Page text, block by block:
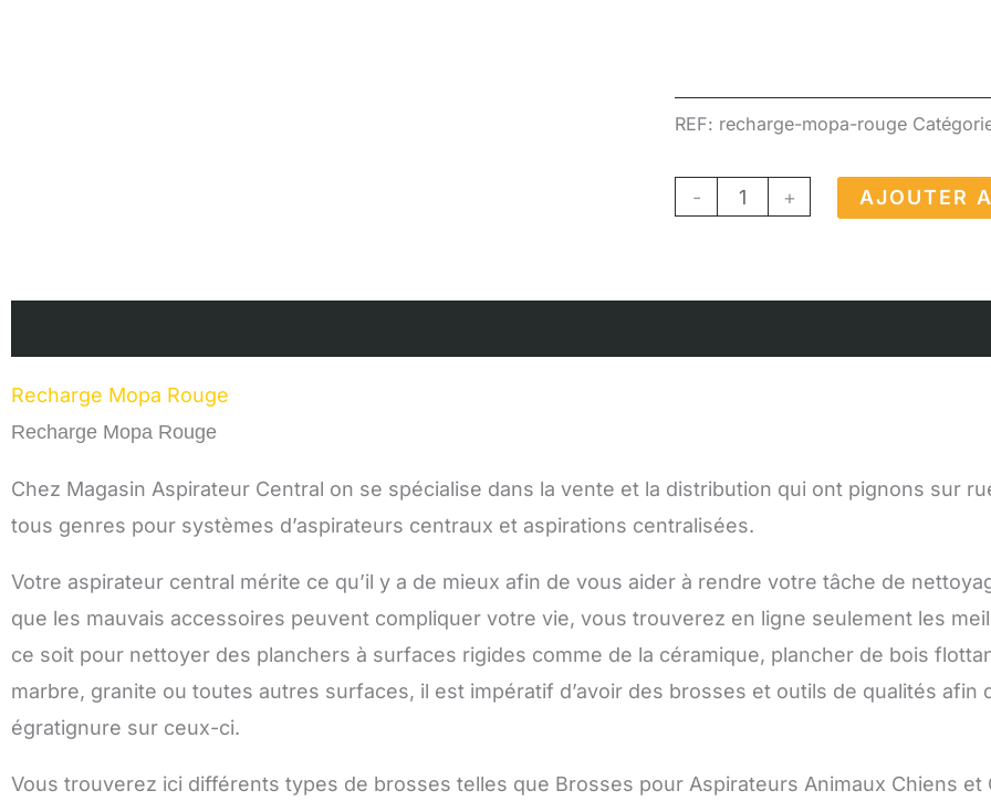
REF: recharge-mopa-rouge
-
quantité
Mopa
+ AJOUTER
Recharge Mopa Rouge
Recharge Mopa Rouge
Chez Magasin Aspirateur Central on se spécialise dans la vente et la distribution qui ont pignons sur
tous genres pour systèmes d’aspirateurs centraux et aspirations centralisées.
Votre aspirateur central mérite ce qu’il y a de mieux afin de vous aider à rendre votre tâche de
que les mauvais accessoires peuvent compliquer votre vie, vous trouverez en ligne seulement les
ce soit pour nettoyer des planchers à surfaces rigides comme de la céramique, plancher de bois
marbre, granite ou toutes autres surfaces, il est impératif d’avoir des brosses et outils de qualités afin
égratignure sur ceux-ci.
Vous trouverez ici différents types de brosses telles que Brosses pour Aspirateurs Animaux Chiens et